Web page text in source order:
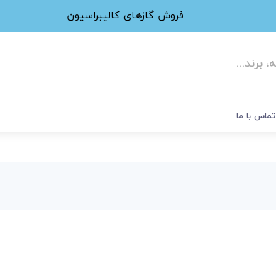
فروش گازهای کالیبراسیون
تماس با ما